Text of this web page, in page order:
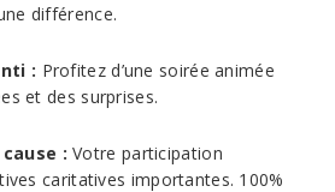
différence.
: Profitez d’une soirée animée
et des surprises.
: Votre participation
caritatives importantes. 100%